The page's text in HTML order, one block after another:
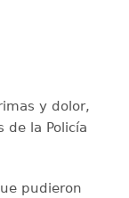
y dolor,
de la Policía
pudieron